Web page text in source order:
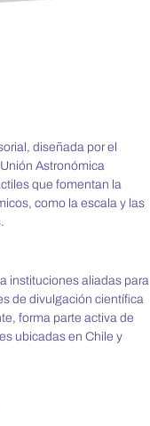
diseñada por el
Astronómica
que fomentan la
como la escala y las
instituciones aliadas para
de divulgación científica
forma parte activa de
ubicadas en Chile y